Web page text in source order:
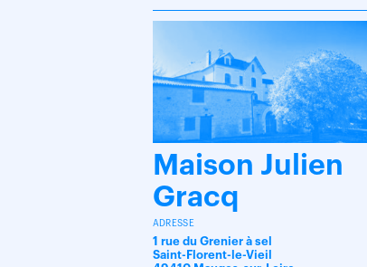
Maison Julien
Gracq
ADRESSE
1 rue du Grenier à sel
Saint-Florent-le-Vieil